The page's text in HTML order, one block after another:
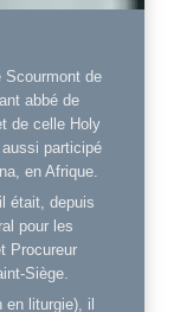
Scourmont de
abbé de
de celle Holy
participé
en Afrique.
était, depuis
pour les
Procureur
Siège.
liturgie), il